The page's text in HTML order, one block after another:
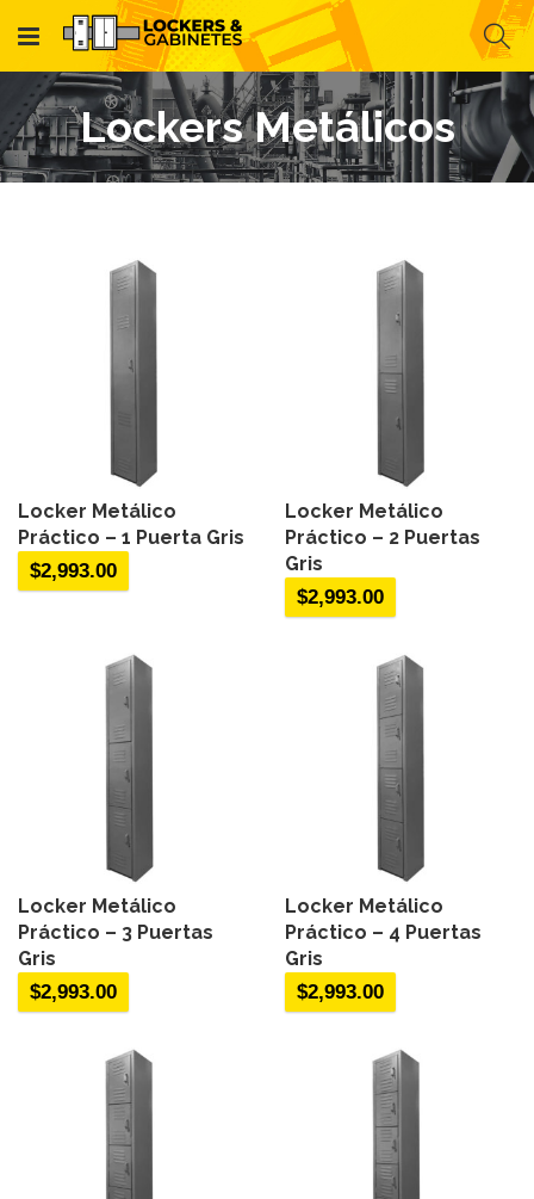
Lockers Metálicos
Locker Metálico
Práctico – 1 Puerta Gris
$2,993.00
Locker Metálico
Práctico – 2 Puertas
Gris
$2,993.00
Locker Metálico
Práctico – 3 Puertas
Gris
$2,993.00
Locker Metálico
Práctico – 4 Puertas
Gris
$2,993.00